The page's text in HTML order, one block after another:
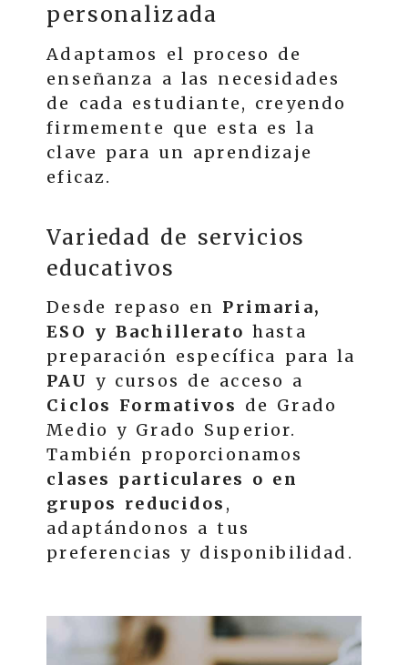
personalizada
Adaptamos el proceso de
enseñanza a las necesidades
de cada estudiante, creyendo
firmemente que esta es la
clave para un aprendizaje
eficaz.
Variedad de servicios
educativos
Desde repaso en Primaria,
ESO y Bachillerato hasta
preparación específica para la
PAU y cursos de acceso a
Ciclos Formativos de Grado
Medio y Grado Superior.
También proporcionamos
clases particulares o en
grupos reducidos ,
adaptándonos a tus
preferencias y disponibilidad.